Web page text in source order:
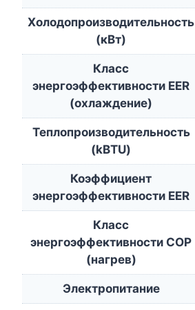
Холодопроизводительность
(кВт)
Класс
энергоэффективности EER
(охлаждение)
Теплопроизводительность
(kBTU)
Коэффициент
энергоэффективности EER
Класс
энергоэффективности COP
(нагрев)
Электропитание